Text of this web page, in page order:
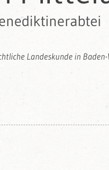
Landeskunde in